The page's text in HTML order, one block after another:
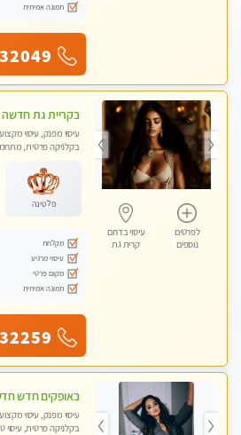
תמונה אמיתית
לפרטים
נוספים
עיסוי בדרום
קרית גת
עיסוי מפנק, עיסוי
בקלניקה פרטית,
פלטינה
מקלחת
עיסוי מרגיע
מקום פרטי
תמונה אמיתית
עיסוי מפנק, עיסוי
בקלניקה פרטית, עיסוי